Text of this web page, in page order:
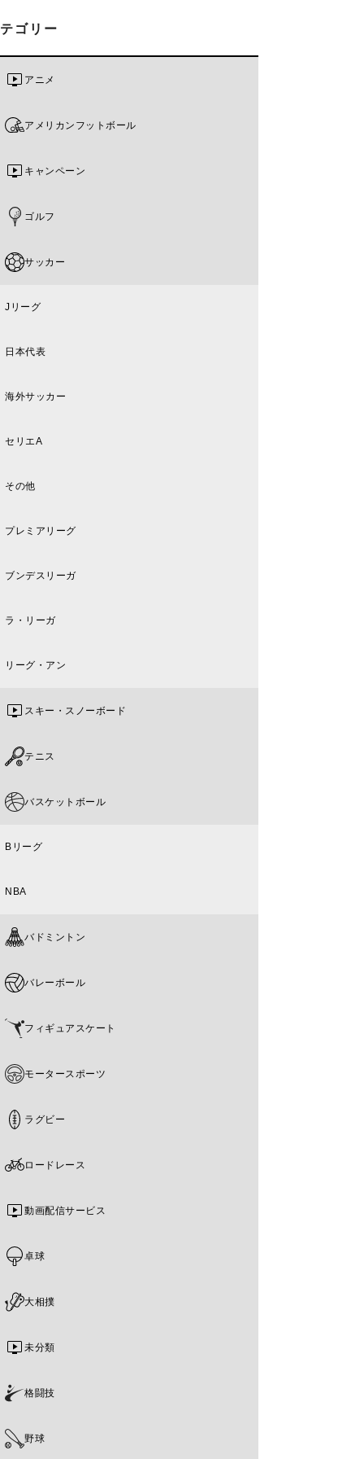
ゴリー
アニメ
アメリカンフットボール
キャンペーン
ゴルフ
サッカー
Jリーグ
日本代表
海外サッカー
セリエA
その他
プレミアリーグ
ブンデスリーガ
ラ・リーガ
リーグ・アン
スキー・スノーボード
テニス
バスケットボール
Bリーグ
NBA
バドミントン
バレーボール
フィギュアスケート
モータースポーツ
ラグビー
ロードレース
動画配信サービス
卓球
大相撲
未分類
格闘技
野球